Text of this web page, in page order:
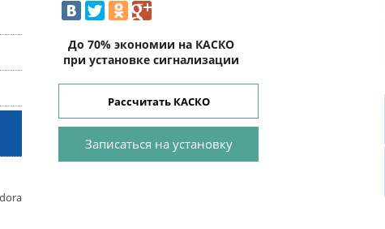
До 70% экономии на КАСКО
при установке сигнализации
Рассчитать КАСКО